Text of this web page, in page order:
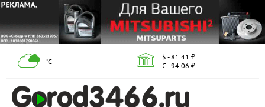
°С
$ - 81.41 ₽
€ - 94.06 ₽